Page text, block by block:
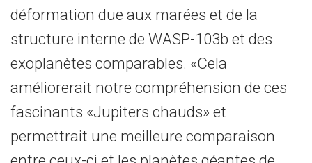
déformation due aux marées et de la
structure interne de WASP-103b et des
exoplanètes comparables. «Cela
améliorerait notre compréhension de ces
fascinants «Jupiters chauds» et
permettrait une meilleure comparaison